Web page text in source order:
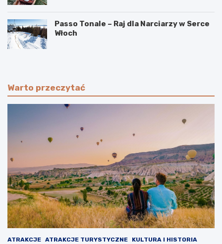
Passo Tonale – Raj dla Narciarzy w Serce
Włoch
Warto przeczytać
ATRAKCJE ATRAKCJE TURYSTYCZNE
KULTURA I HISTORIA